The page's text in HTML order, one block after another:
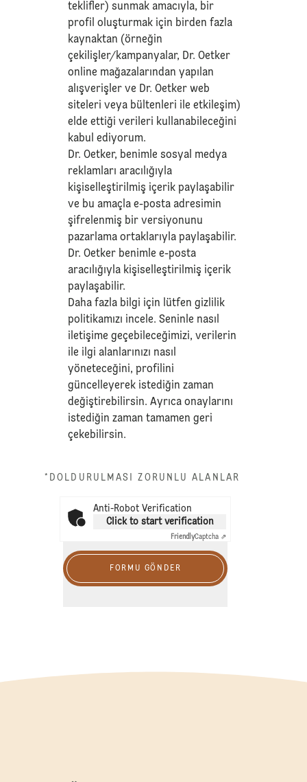
teklifler) sunmak amacıyla, bir
profil oluşturmak için birden fazla
kaynaktan (örneğin
çekilişler/kampanyalar, Dr. Oetker
online mağazalarından yapılan
alışverişler ve Dr. Oetker web
siteleri veya bültenleri ile etkileşim)
elde ettiği verileri kullanabileceğini
kabul ediyorum.
Dr. Oetker, benimle sosyal medya
reklamları aracılığıyla
kişiselleştirilmiş içerik paylaşabilir
ve bu amaçla e-posta adresimin
şifrelenmiş bir versiyonunu
pazarlama ortaklarıyla paylaşabilir.
Dr. Oetker benimle e-posta
aracılığıyla kişiselleştirilmiş içerik
paylaşabilir.
Daha fazla bilgi için lütfengizlilik
politikamızı incele. Seninle nasıl
iletişime geçebileceğimizi, verilerin
ile ilgi alanlarınızı nasıl
yöneteceğini, profilini
güncelleyerek istediğin zaman
değiştirebilirsin. Ayrıca onaylarını
istediğin zaman tamamen geri
çekebilirsin.
*DOLDURULMASI ZORUNLU ALANLAR
Anti-Robot Verification
Click to start verification
FriendlyCaptcha ⇗
FORMU GÖNDER